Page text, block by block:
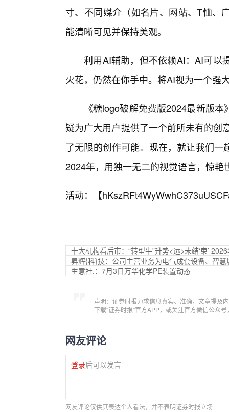
寸、不同媒介（如名片、网站、T恤、
能清晰可见并保持美观。
利用AI辅助，但不依赖AI：AI可以
火花，仍然在你手中。将AI视为一个强
《糖logo破解免费版2024最新版
疑为广大用户提供了一个前所未有的创
了无限的创作可能。现在，就让我们
2024年，用独一无二的视觉语言，惊艳
活动：【
十大机构看后市：“转型牛”升势<远>未结‘束’
昇辉{科}技：公司主营业务为电气成套设备、智
生意社.：7月3日万华化学PE装置动态
声明：证券时报力求信息真实、准确，文章提及
下载“证券时报”官方APP，或关注官方微信公众
网友评论
登录后可以发言
网友评论仅供其表达个人看法，并不表明证券时报立场